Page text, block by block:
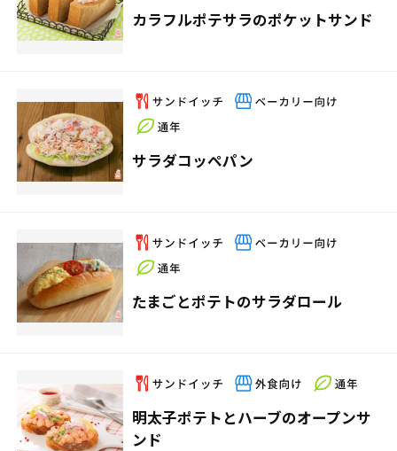
カラフルポテサラのポケットサンド
サラダコッペパン
たまごとポテトのサラダロール
明太子ポテトとハーブのオープンサ
ンド